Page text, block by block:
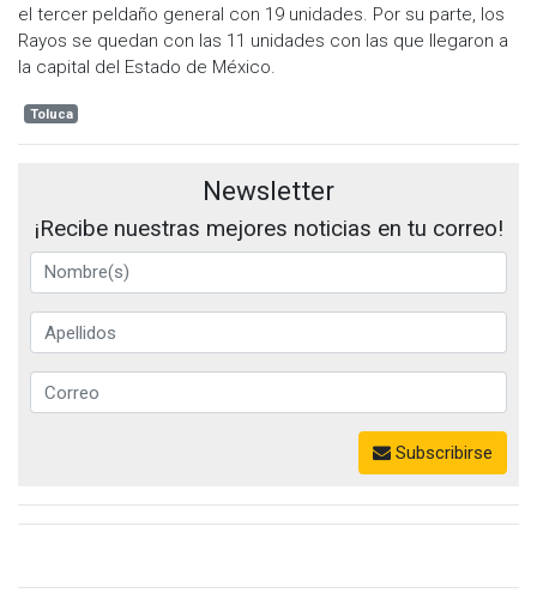
el tercer peldaño general con 19 unidades. Por su parte, los
Rayos se quedan con las 11 unidades con las que llegaron a
la capital del Estado de México.
Toluca
Newsletter
¡Recibe nuestras mejores noticias en tu correo!
Subscribirse